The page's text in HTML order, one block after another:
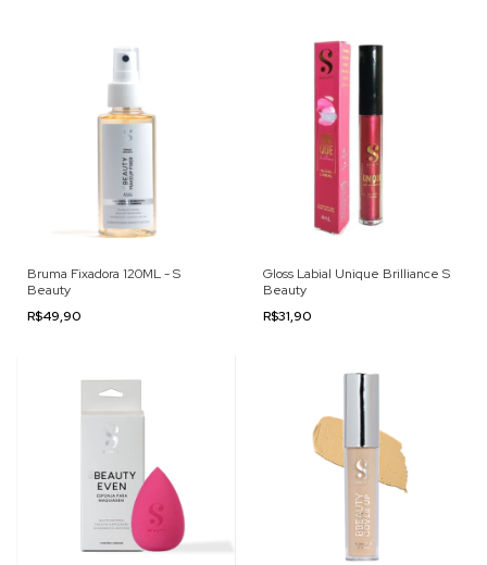
Bruma Fixadora 120ML - S
Beauty
R$49,90
Gloss Labial Unique Brilliance S
Beauty
R$31,90